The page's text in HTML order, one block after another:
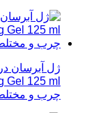
چرب و